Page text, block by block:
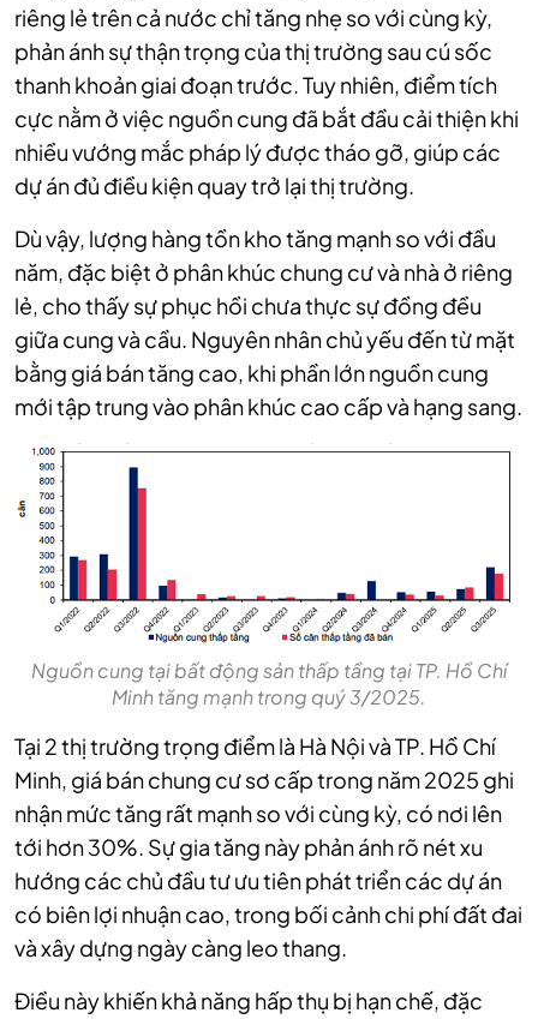
riêng lẻ trên cả nước chỉ tăng nhẹ so với cùng kỳ,
phản ánh sự thận trọng của thị trường sau cú sốc
thanh khoản giai đoạn trước. Tuy nhiên, điểm tích
cực nằm ở việc nguồn cung đã bắt đầu cải thiện khi
nhiều vướng mắc pháp lý được tháo gỡ, giúp các
dự án đủ điều kiện quay trở lại thị trường.
Dù vậy, lượng hàng tồn kho tăng mạnh so với đầu
năm, đặc biệt ở phân khúc chung cư và nhà ở riêng
lẻ, cho thấy sự phục hồi chưa thực sự đồng đều
giữa cung và cầu. Nguyên nhân chủ yếu đến từ mặt
bằng giá bán tăng cao, khi phần lớn nguồn cung
mới tập trung vào phân khúc cao cấp và hạng sang.
Nguồn cung tại bất động sản thấp tầng tại TP. Hồ Chí
Minh tăng mạnh trong quý 3/2025.
Tại 2 thị trường trọng điểm là Hà Nội và TP. Hồ Chí
Minh, giá bán chung cư sơ cấp trong năm 2025 ghi
nhận mức tăng rất mạnh so với cùng kỳ, có nơi lên
tới hơn 30%. Sự gia tăng này phản ánh rõ nét xu
hướng các chủ đầu tư ưu tiên phát triển các dự án
có biên lợi nhuận cao, trong bối cảnh chi phí đất đai
và xây dựng ngày càng leo thang.
Điều này khiến khả năng hấp thụ bị hạn chế, đặc